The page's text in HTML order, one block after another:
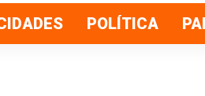
POLÍTICA